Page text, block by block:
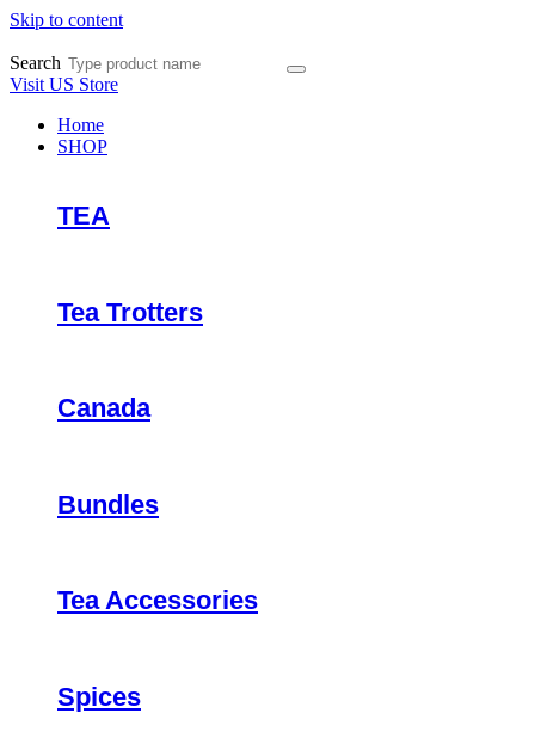
Skip to content
Search
Visit US Store
Home
SHOP
TEA
Tea Trotters
Canada
Bundles
Tea Accessories
Spices